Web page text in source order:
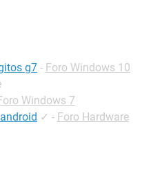
g7 - Foro Windows 10
Windows 7
✓ - Foro Hardware